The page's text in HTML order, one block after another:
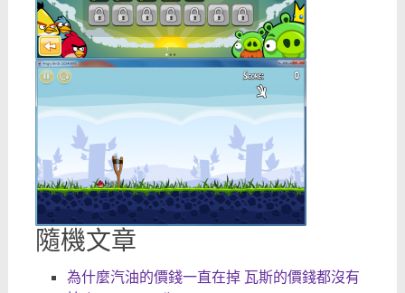
隨機文章
為什麼汽油的價錢一直在掉 瓦斯的價錢都沒有